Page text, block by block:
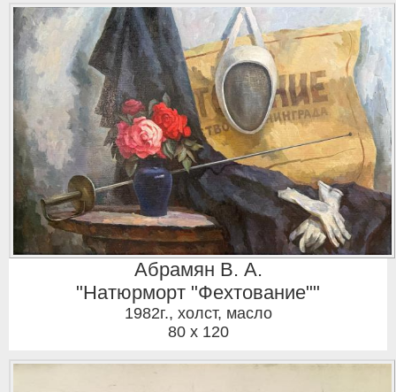
Абрамян В. А.
"Натюрморт "Фехтование""
1982г., холст, масло
80 x 120